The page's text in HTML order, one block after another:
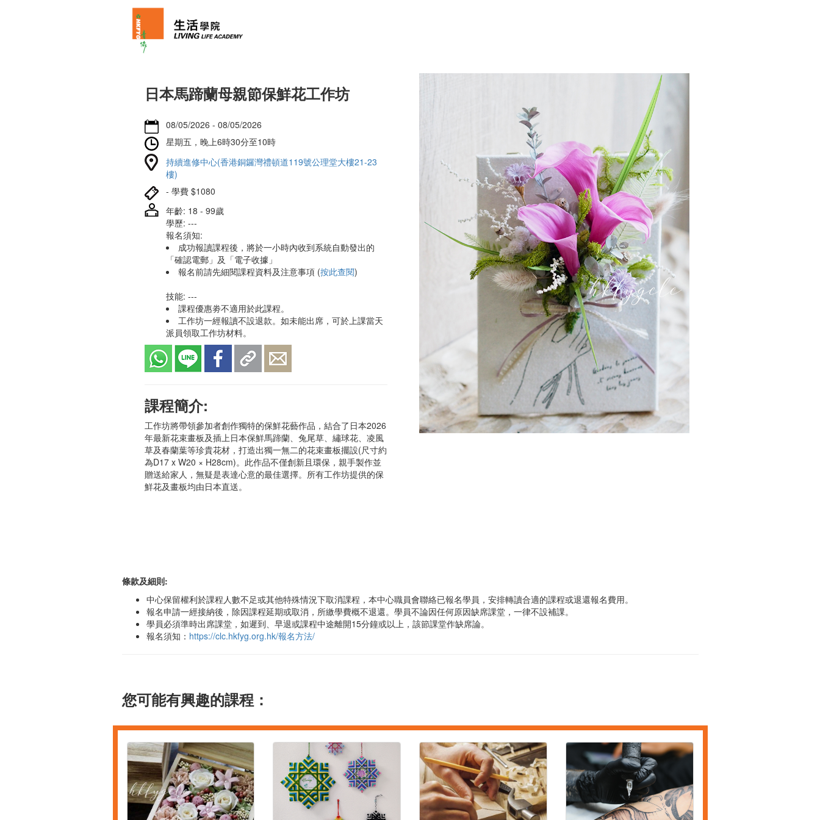
日本馬蹄蘭母親節保鮮花工作坊
08/05/2026 - 08/05/2026
星期五，晚上6時30分至10時
持續進修中心(香港銅鑼灣禮頓道119號公理堂大樓21-23
樓)
- 學費 $1080
年齡: 18 - 99歲
學歷: ---
報名須知:
成功報讀課程後，將於一小時內收到系統自動發出的
「確認電郵」及「電子收據」
報名前請先細閱課程資料及注意事項 (按此查閱)
技能: ---
課程優惠劵不適用於此課程。
工作坊一經報讀不設退款。如未能出席，可於上課當天
派員領取工作坊材料。
課程簡介:
工作坊將帶領參加者創作獨特的保鮮花藝作品，結合了日本2026
年最新花束畫板及插上日本保鮮馬蹄蘭、兔尾草、繡球花、凌風
草及春蘭葉等珍貴花材，打造出獨一無二的花束畫板擺設(尺寸約
為D17 x W20 × H28cm)。此作品不僅創新且環保，親手製作並
贈送給家人，無疑是表達心意的最佳選擇。所有工作坊提供的保
鮮花及畫板均由日本直送。
條款及細則:
中心保留權利於課程人數不足或其他特殊情況下取消課程，本中心職員會聯絡已報名學員，安排轉讀合適的課程或退還報名費用。
報名申請一經接納後，除因課程延期或取消，所繳學費概不退還。學員不論因任何原因缺席課堂，一律不設補課。
學員必須準時出席課堂，如遲到、早退或課程中途離開15分鐘或以上，該節課堂作缺席論。
報名須知： https://clc.hkfyg.org.hk/報名方法/
您可能有興趣的課程：